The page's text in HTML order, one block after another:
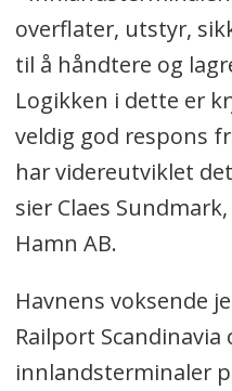
overflater, utstyr,
til å håndtere og
Logikken i dette er
veldig god respons
har videreutviklet
sier Claes
Hamn AB.
Havnens voksende
Railport
innlandsterminaler